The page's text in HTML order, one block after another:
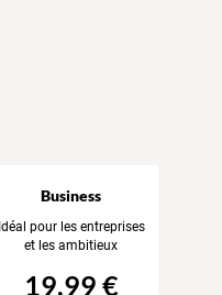
Business
Idéal pour les entreprises
et les ambitieux
19,99 €